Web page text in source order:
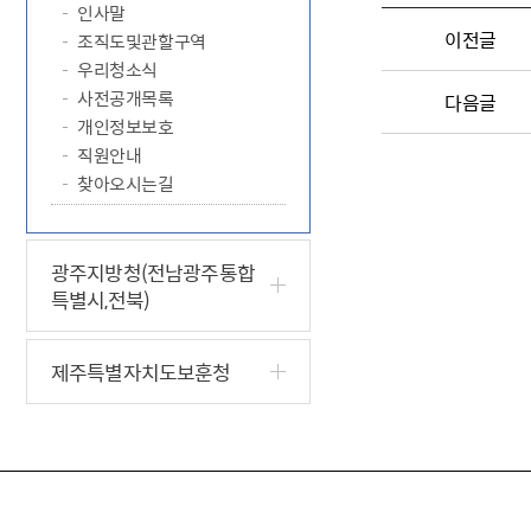
인사말
조직도및관할구역
우리청소식
사전공개목록
개인정보보호
직원안내
찾아오시는길
광주지방청(전남광주통합
특별시,전북)
제주특별자치도보훈청
이전글
다음글